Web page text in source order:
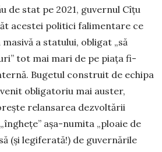
de stat pe 2021, gu­vernul Cîțu
acestei politici fali­mentare ce
a statului, obligat „să
tot mai mari de pe piața fi­
Bugetul construit de echipa
obligatoriu mai auster,
relansarea dezvoltării
așa-numita „ploaie de
(și legiferată!) de guvernările